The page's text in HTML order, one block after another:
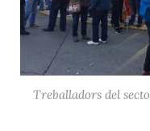
Treballadors del